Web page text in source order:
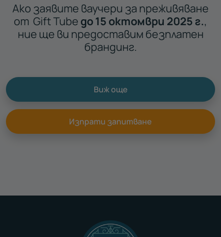
Ако заявите ваучери за преживяване
от Gift Tube до 15 октомври 2025 г.,
ние ще ви предоставим безплатен
брандинг.
Виж още
Изпрати запитване